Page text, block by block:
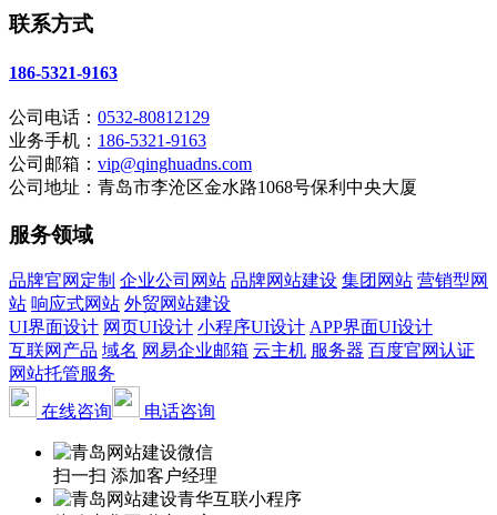
联系方式
186-5321-9163
公司电话： 0532-80812129
业务手机： 186-5321-9163
公司邮箱： vip@qinghuadns.com
公司地址：青岛市李沧区金水路1068号保利中央大厦
服务领域
品牌官网定制 企业公司网站 品牌网站建设 集团网站 营销型网
站 响应式网站 外贸网站建设
UI界面设计 网页UI设计 小程序UI设计 APP界面UI设计
互联网产品 域名 网易企业邮箱 云主机 服务器 百度官网认证
网站托管服务
在线咨询
电话咨询
扫一扫 添加客户经理